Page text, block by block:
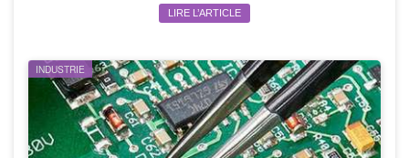
LIRE L’ARTICLE
INDUSTRIE